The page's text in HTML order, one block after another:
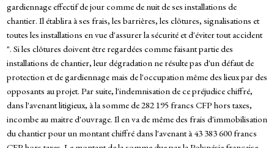
gardiennage effectif de jour comme de nuit de ses installations de
chantier. Il établira à ses frais, les barrières, les clôtures, signalisations et
toutes les installations en vue d'assurer la sécurité et d'éviter tout accident
". Si les clôtures doivent être regardées comme faisant partie des
installations de chantier, leur dégradation ne résulte pas d'un défaut de
protection et de gardiennage mais de l'occupation même des lieux par des
opposants au projet. Par suite, l'indemnisation de ce préjudice chiffré,
dans l'avenant litigieux, à la somme de 282 195 francs CFP hors taxes,
incombe au maitre d'ouvrage. Il en va de même des frais d'immobilisation
du chantier pour un montant chiffré dans l'avenant à 43 383 600 francs